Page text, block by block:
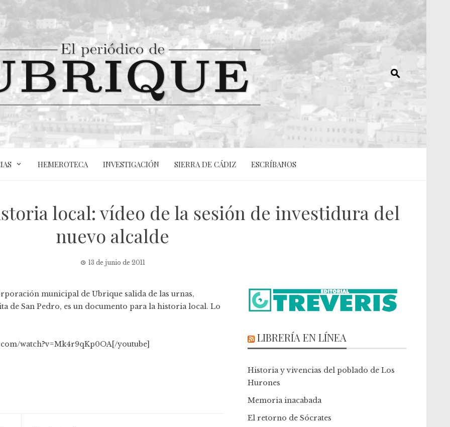
HEMEROTECA INVESTIGACIÓN SIERRA DE CÁDIZ ESCRÍBANOS
local: vídeo de la sesión de investidura del
nuevo alcalde
13 de junio de 2011
municipal de Ubrique salida de las urnas,
de San Pedro, es un documento para la historia local. Lo
watch?v=Mk4r9qKp0OA[/youtube] LIBRERÍA EN LÍNEA
Historia y vivencias del poblado de Los
Hurones
Memoria inacabada
El retorno de Sócrates